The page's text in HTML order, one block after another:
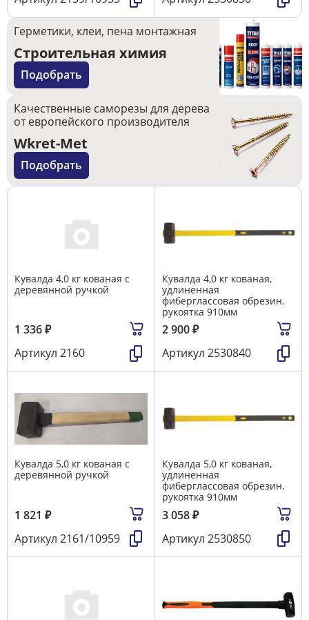
Герметики, клеи, пена монтажная
Строительная химия
Подобрать
Качественные саморезы для дерева
от европейского производителя
Wkret-Met
Подобрать
Кувалда 4,0 кг кованая с
деревянной ручкой
1 336₽
Артикул 2160
Кувалда 4,0 кг кованая,
удлиненная
фиберглассовая обрезин.
рукоятка 910мм
2 900₽
Артикул 2530840
Кувалда 5,0 кг кованая с
деревянной ручкой
1 821 ₽
Артикул 2161/10959
Кувалда 5,0 кг кованая,
удлиненная
фиберглассовая обрезин.
рукоятка 910мм
3 058₽
Артикул 2530850